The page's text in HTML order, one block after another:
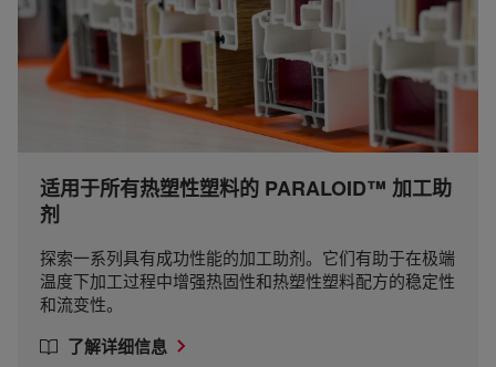
适用于所有热塑性塑料的 PARALOID™ 加工助
剂
探索一系列具有成功性能的加工助剂。它们有助于在极端
温度下加工过程中增强热固性和热塑性塑料配方的稳定性
和流变性。
了解详细信息